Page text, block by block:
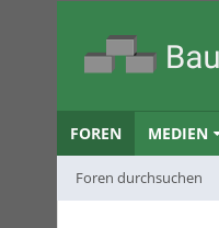
FOREN
Foren durchsuchen
MEDIEN